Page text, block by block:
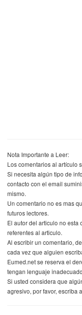
Nota Importante a Leer:
Los comentarios al artículo
Si necesita algún tipo de
contacto con el email
mismo.
Un comentario no es mas
futuros lectores.
El autor del articulo no
referentes al articulo.
Al escribir un comentario,
cada vez que alguien
Eumed.net se reserva el
tengan lenguaje
Si usted considera que
agresivo, por favor, escriba